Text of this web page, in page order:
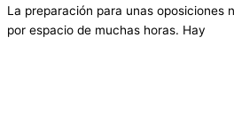
La preparación para unas oposiciones
por espacio de muchas horas. Hay